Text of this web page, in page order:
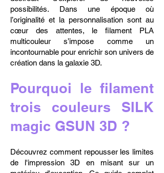
possibilités. Dans une époque où
l’originalité et la personnalisation sont au
cœur des attentes, le filament PLA
multicouleur s’impose comme un
incontournable pour enrichir son univers de
création dans la galaxie 3D.
Pourquoi le filament
trois couleurs SILK
magic GSUN 3D ?
Découvrez comment repousser les limites
de l'impression 3D en misant sur un